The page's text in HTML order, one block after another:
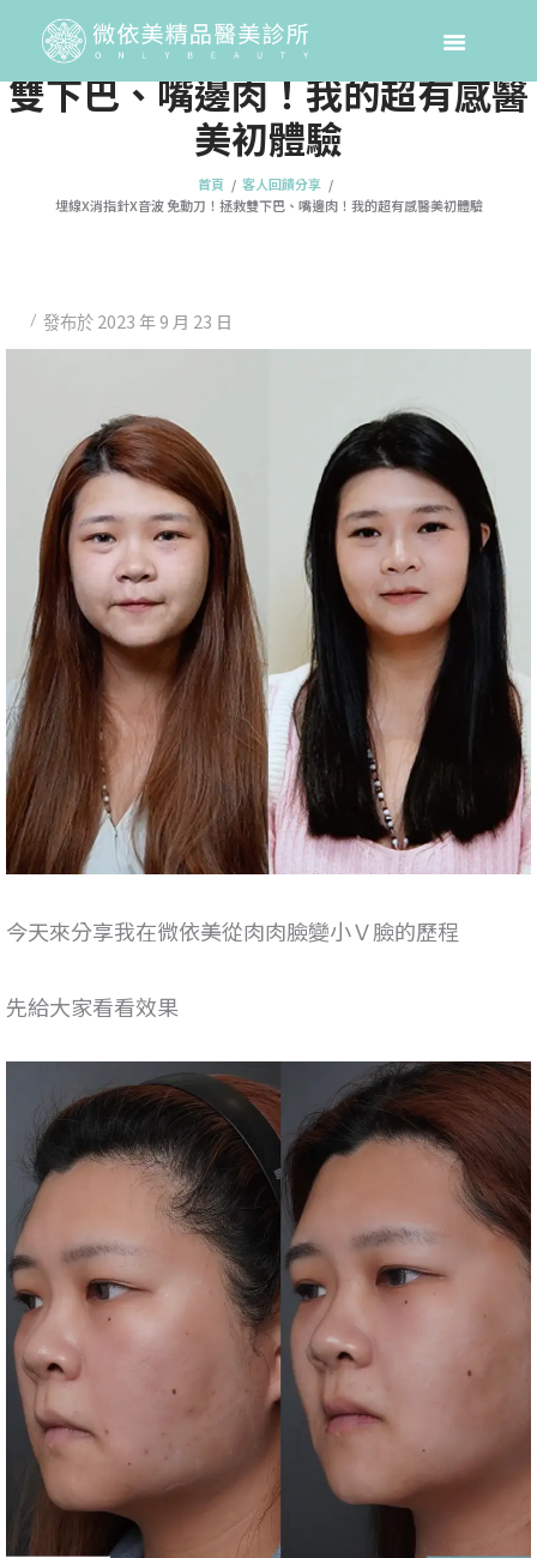
埋線X消指針X音波 免動刀！拯救
雙下巴、嘴邊肉！我的超有感醫
美初體驗
首頁
客人回饋分享
埋線X消指針X音波 免動刀！拯救雙下巴、嘴邊肉！我的超有感醫美初體驗
發布於 2023 年 9 月 23 日
今天來分享我在微依美從肉肉臉變小Ｖ臉的歷程
先給大家看看效果